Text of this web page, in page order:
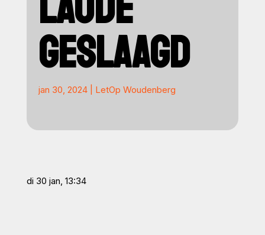
GESLAAGD
jan 30, 2024| LetOp Woudenberg
di 30 jan, 13:34